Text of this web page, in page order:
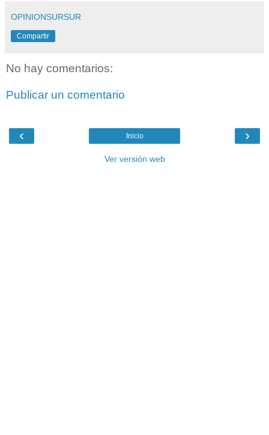
OPINIONSURSUR
Compartir
No hay comentarios:
Publicar un comentario
‹ ›
Inicio
Ver versión web